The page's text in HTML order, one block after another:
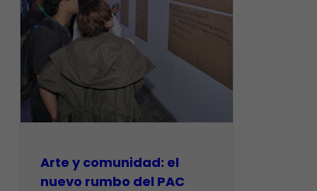
Arte y comunidad: el
nuevo rumbo del PAC